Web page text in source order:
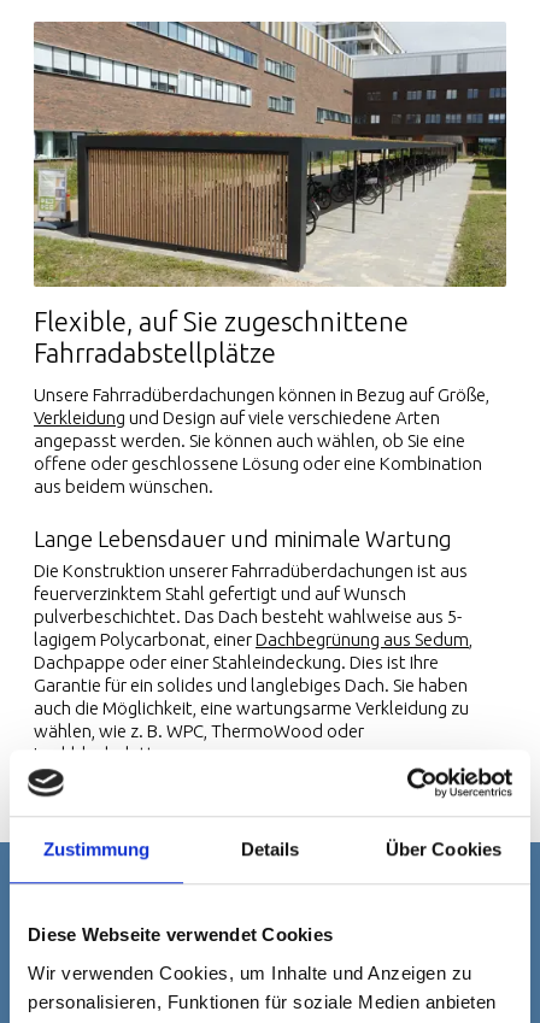
Zustimmung Details Über Cookies
Diese Webseite verwendet Cookies
Wir verwenden Cookies, um Inhalte und Anzeigen zu
personalisieren, Funktionen für soziale Medien anbieten
Flexible, auf Sie zugeschnittene
Fahrradabstellplätze
Unsere Fahrradüberdachungen können in Bezug auf Größe,
Verkleidung und Design auf viele verschiedene Arten
angepasst werden. Sie können auch wählen, ob Sie eine
offene oder geschlossene Lösung oder eine Kombination
aus beidem wünschen.
Lange Lebensdauer und minimale Wartung
Die Konstruktion unserer Fahrradüberdachungen ist aus
feuerverzinktem Stahl gefertigt und auf Wunsch
pulverbeschichtet. Das Dach besteht wahlweise aus 5-
lagigem Polycarbonat, einerDachbegrünung aus Sedum
Dachpappe oder einer Stahleindeckung. Dies ist Ihre
Garantie für ein solides und langlebiges Dach. Sie haben
auch die Möglichkeit, eine wartungsarme Verkleidung zu
wählen, wie z. B. WPC, ThermoWood oder
Lochblechplatten
Häufig gestellte